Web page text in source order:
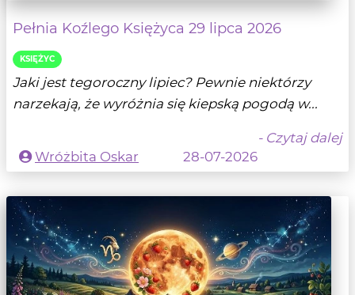
Pełnia Koźlego Księżyca 29 lipca 2026
KSIĘŻYC
Jaki jest tegoroczny lipiec? Pewnie niektórzy
narzekają, że wyróżnia się kiepską pogodą w...
- Czytaj dalej
Wróżbita Oskar
28-07-2026